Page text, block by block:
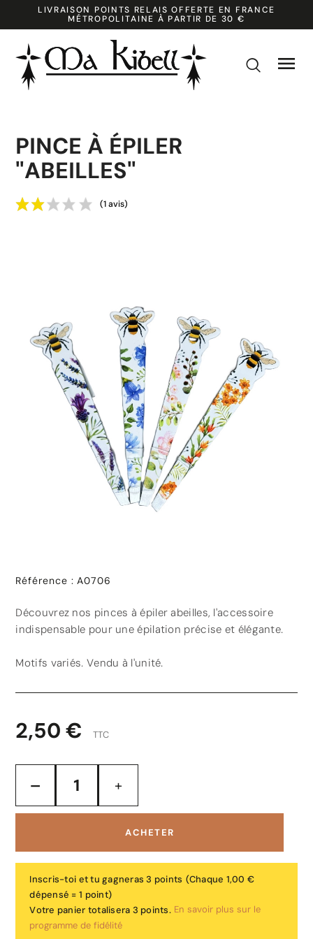
LIVRAISON POINTS RELAIS OFFERTE EN FRANCE
MÉTROPOLITAINE À PARTIR DE 30 €

k
PINCE À ÉPILER
"ABEILLES"
(1 avis)
Référence : A0706
Découvrez nos pinces à épiler abeilles, l'accessoire
indispensable pour une épilation précise et élégante.
Motifs variés. Vendu à l'unité.
2,50 € TTC
ACHETER
Inscris-toi et tu gagneras 3 points (Chaque 1,00 €
dépensé = 1 point)
Votre panier totalisera 3 points. En savoir plus sur le
programme de fidélité